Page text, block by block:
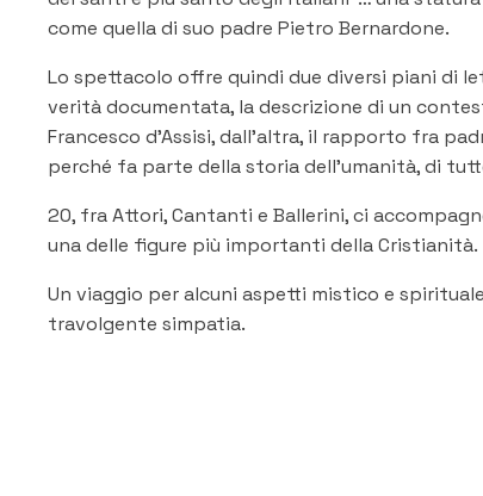
come quella di suo padre Pietro Bernardone.
Lo spettacolo offre quindi due diversi piani di
verità documentata, la descrizione di un
Francesco d’Assisi, dall’altra, il rapporto fra
perché fa parte della storia dell’umanità, di
20, fra Attori, Cantanti e Ballerini, ci
una delle figure più importanti della Cristianità.
Un viaggio per alcuni aspetti mistico e
travolgente simpatia.